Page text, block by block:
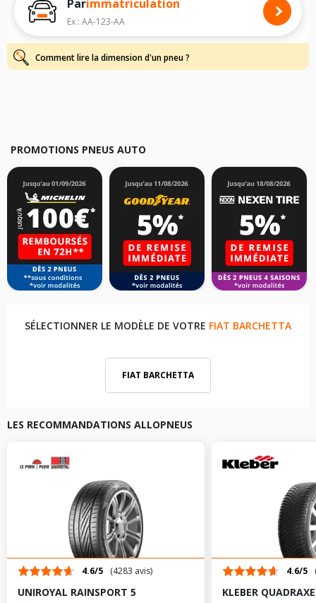
Pour cela, veuillez sélectionner le modèle de votre véhicule ci-dessous :
Les résultats de votre recherche sont donnés à titre indicatif. Il est
fortement recommandé de vérifier en amont la dimension des pneus
montés sur votre véhicule, sans oublier les indices de charge et de
vitesse, indispensables pour que votre dimension soit complète.
Parimmatriculation
Ex : AA-123-AA
Comment lire la dimension d'un pneu ?
PROMOTIONS PNEUS AUTO
SÉLECTIONNER LE MODÈLE DE VOTRE FIAT BARCHETTA
FIAT BARCHETTA
LES RECOMMANDATIONS ALLOPNEUS
4.6/5 (4283 avis)
UNIROYAL RAINSPORT 5
4.6/5
KLEBER